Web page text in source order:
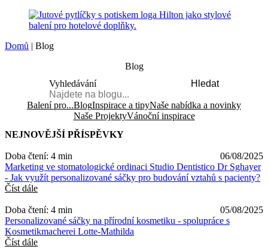
Domů | Blog
Blog
Vyhledávání
Hledat
Balení pro...BlogInspirace a tipyNaše nabídka a novinky
Naše ProjektyVánoční inspirace
NEJNOVĚJŠÍ PŘÍSPĚVKY
Doba čtení: 4 min
06/08/2025
Marketing ve stomatologické ordinaci Studio Dentistico Dr Sghayer
- Jak využít personalizované sáčky pro budování vztahů s pacienty?
Číst dále
Doba čtení: 4 min
05/08/2025
Personalizované sáčky na přírodní kosmetiku - spolupráce s
Kosmetikmacherei Lotte-Mathilda
Číst dále